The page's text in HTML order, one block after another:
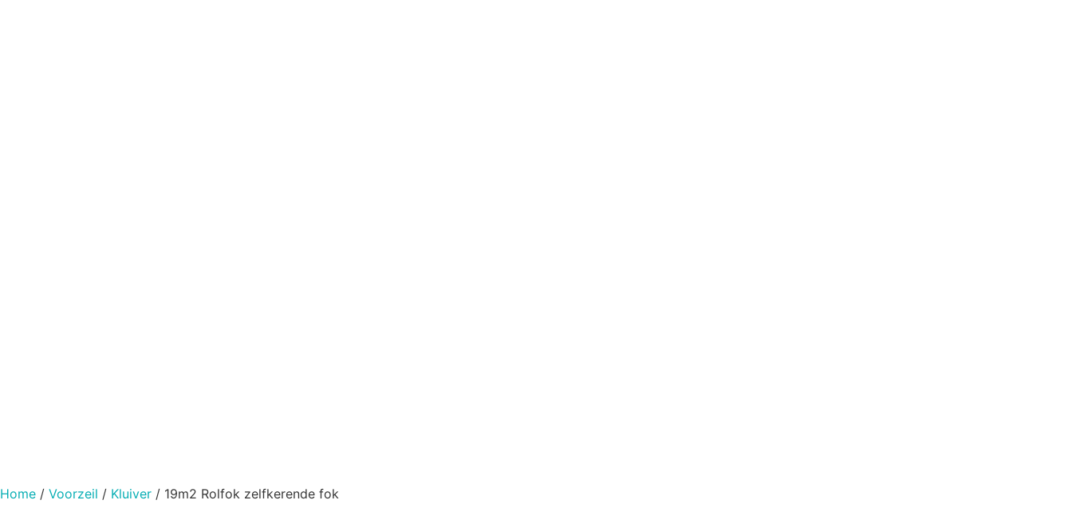
Home / Voorzeil / Kluiver / 19m2 Rolfok zelfkerende fok